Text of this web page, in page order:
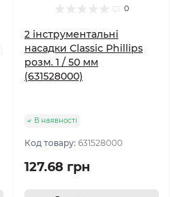
0
2 інструментальні
насадки Classic Phillips
розм. 1 / 50 мм
(631528000)
В наявності
Код товару: 631528000
127.68 грн